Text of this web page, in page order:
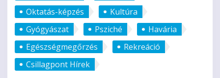
Oktatás-képzés
Kultúra
Gyógyászat
Psziché
Havária
Egészségmegőrzés
Rekreáció
Csillagpont Hírek